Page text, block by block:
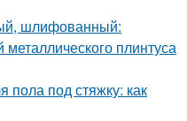
шлифованный:
плинтуса
пола под стяжку: как